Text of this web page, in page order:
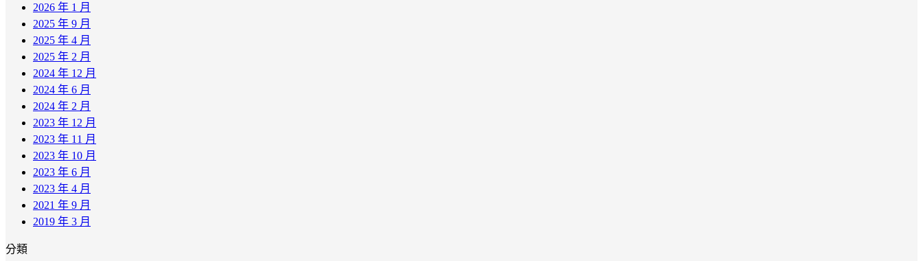
2026 年 1 月
2025 年 9 月
2025 年 4 月
2025 年 2 月
2024 年 12 月
2024 年 6 月
2024 年 2 月
2023 年 12 月
2023 年 11 月
2023 年 10 月
2023 年 6 月
2023 年 4 月
2021 年 9 月
2019 年 3 月
分類